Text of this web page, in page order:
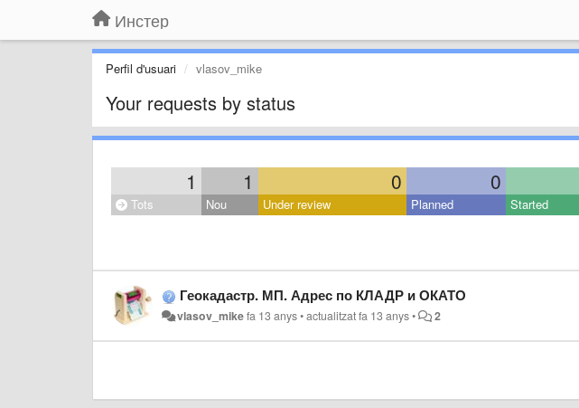
Инстер
Perfil d'usuari vlasov_mike
Your requests by status
1 1 0 0
Tots Nou Under review Planned Started
Геокадастр. МП. Адрес по КЛАДР и ОКАТО
vlasov_mikefa 13 anys•actualitzatfa 13 anys• 2